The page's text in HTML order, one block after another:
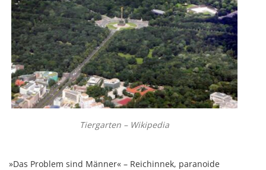
Tiergarten – Wikipedia
»Das Problem sind Männer« – Reichinnek, paranoide